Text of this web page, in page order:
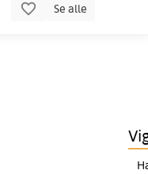
Se alle